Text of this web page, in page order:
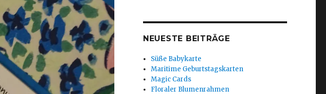
NEUESTE BEITRÄGE
Süße Babykarte
Maritime Geburtstagskarten
Magic Cards
Floraler Blumenrahmen